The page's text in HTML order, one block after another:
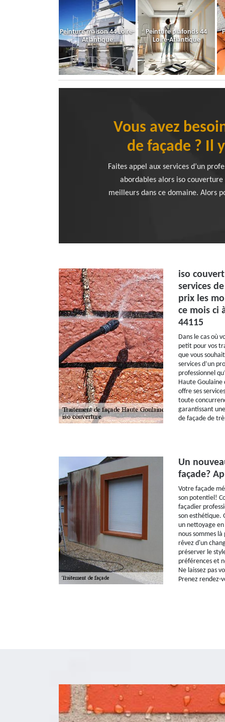
Peinture maison 44 Loire-
Atlantique
Peinture plafonds 44
Loire-Atlantique
Vous avez
de façade ? Il
Faites appel aux services d’un
abordables alors iso
meilleurs dans ce domaine. Alors
iso
services
prix les
ce mois ci
44115
Dans le cas où
petit pour vos
que vous
services d’un
professionnel
Haute Goulaine
offre ses
toute
garantissant
de façade de
Un
façade?
Votre façade
son potentiel!
façadier
son esthétique.
un nettoyage
nous sommes
rêvez d'un
préserver le
préférences et
Ne laissez pas
Prenez rendez-